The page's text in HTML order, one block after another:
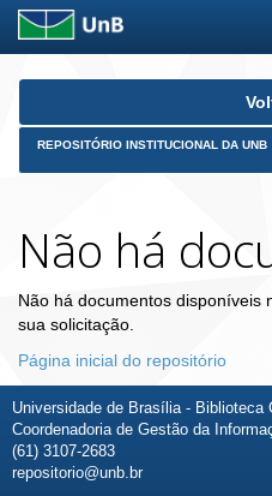
Skip
REPOSITÓRIO INSTITUCIONAL DA UNB
Não há
Não há documentos disponíveis
sua solicitação.
Página inicial do repositório
Universidade de Brasília - Biblioteca
Coordenadoria de Gestão da
(61) 3107-2683
repositorio@unb.br